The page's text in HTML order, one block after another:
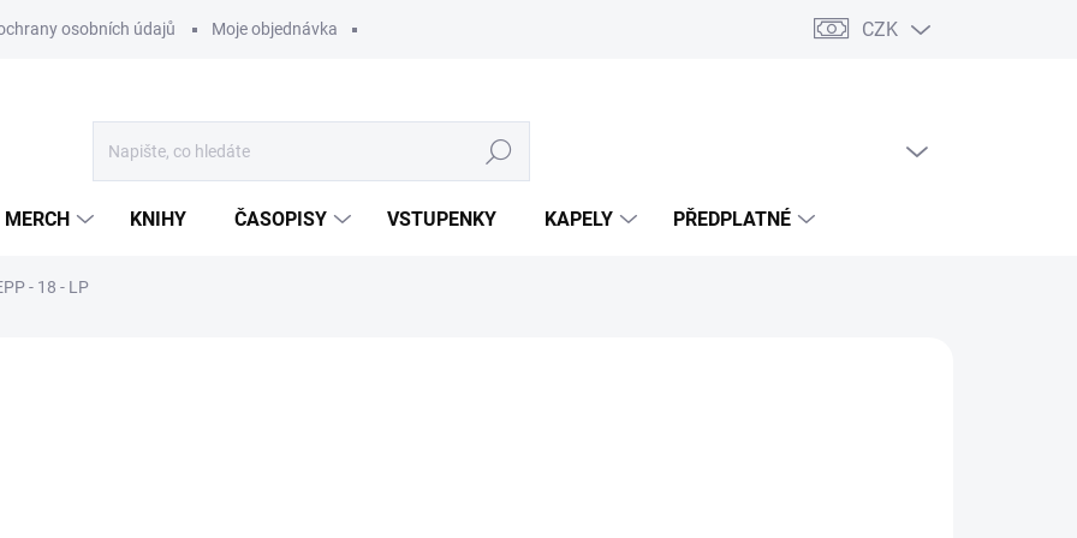
osobních údajů Moje objednávka CZK
Hledat
MERCH KNIHY ČASOPISY VSTUPENKY KAPELY PŘEDPLATNÉ
- 18 - LP